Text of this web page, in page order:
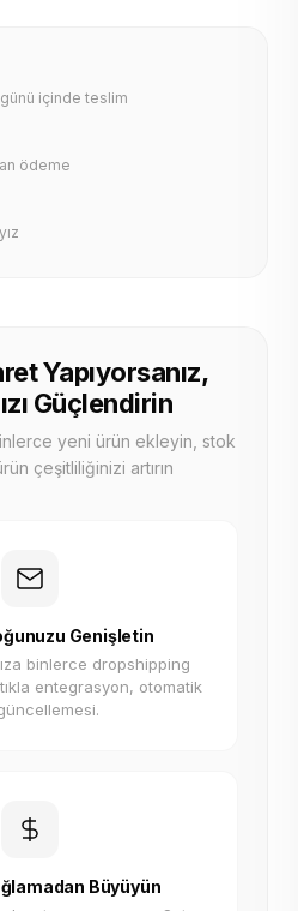
içinde teslim
ödeme
Yapıyorsanız,
Güçlendirin
yeni ürün ekleyin, stok
çeşitliliğinizi artırın
Genişletin
binlerce dropshipping
entegrasyon, otomatik
Büyüyün